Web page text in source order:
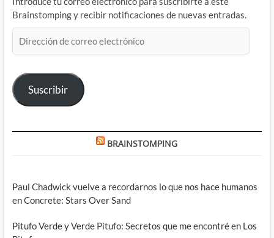
Brainstomping y recibir notificaciones de nuevas entradas.
de
electrónico
Suscribir
BRAINSTOMPING
Paul Chadwick vuelve a recordarnos lo que nos hace humanos
en Concrete: Stars Over Sand
Pitufo Verde y Verde Pitufo: Secretos que me encontré en Los